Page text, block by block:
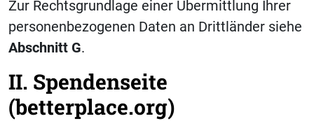
Zur Rechtsgrundlage einer Übermittlung Ihrer
personenbezogenen Daten an Drittländer siehe
Abschnitt G.
II. Spendenseite
(betterplace.org)